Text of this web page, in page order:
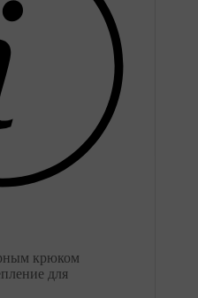
крюком
для